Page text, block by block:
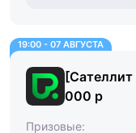
19:00 - 07 АВГУСТА
000 р
Призовые: